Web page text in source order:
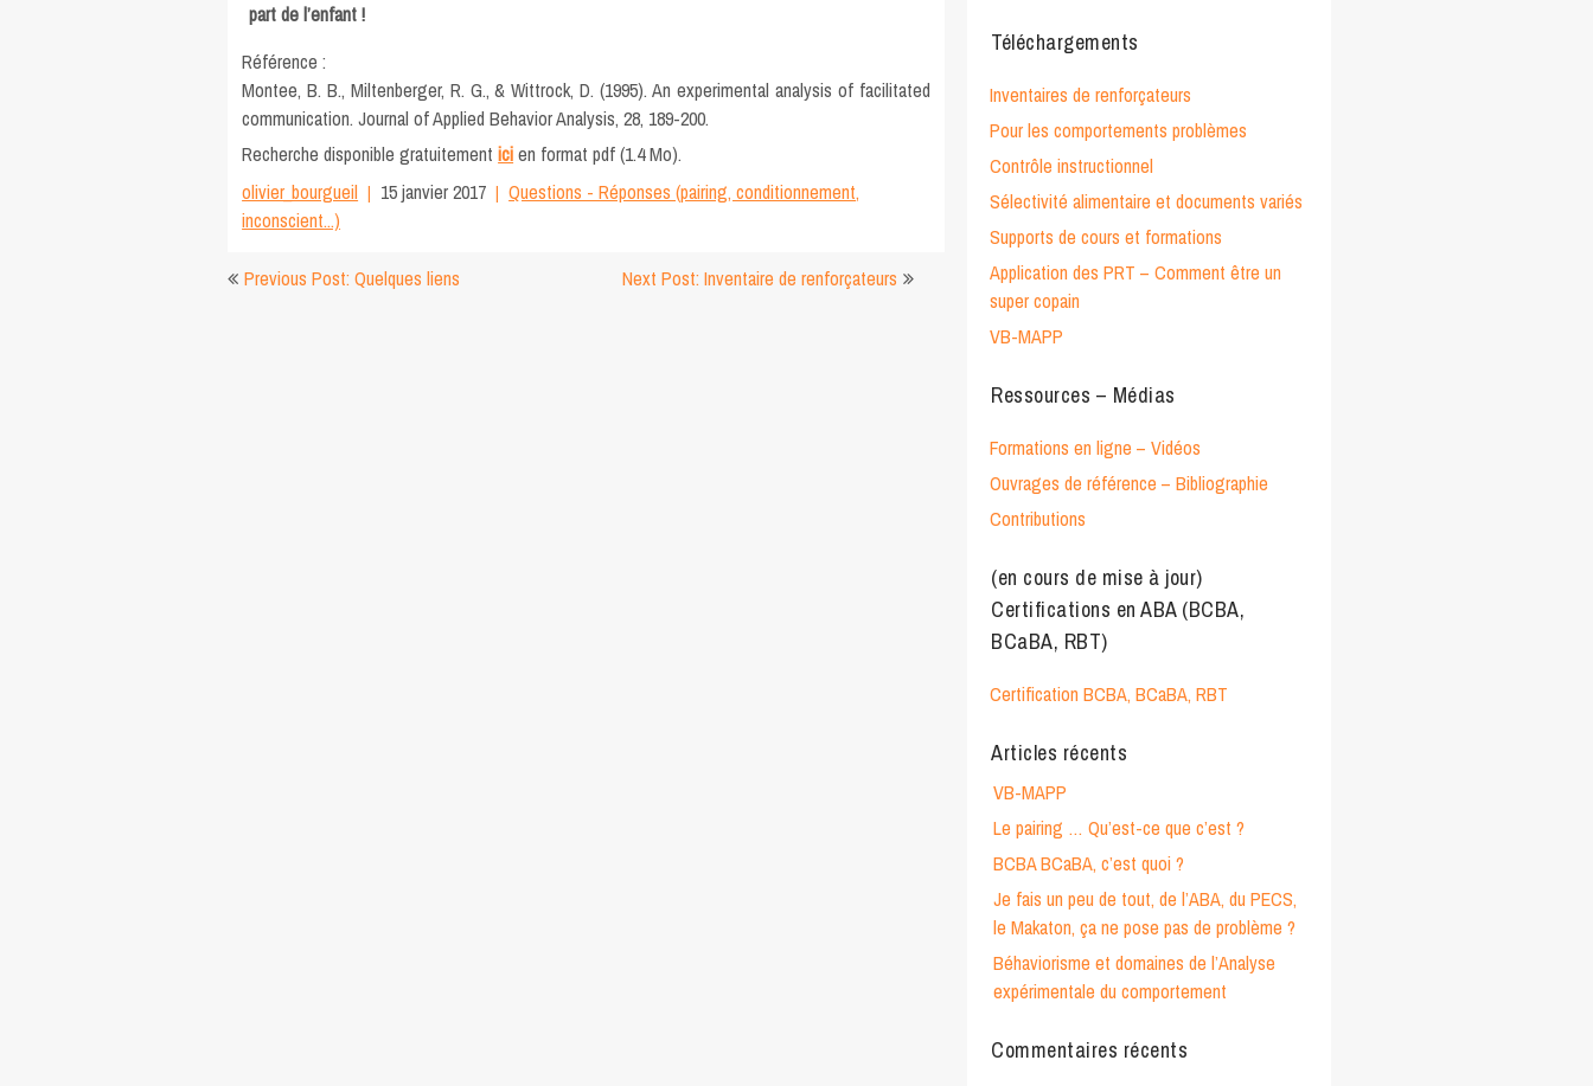
part de l’enfant !
Référence :
Montee, B. B., Miltenberger, R. G., & Wittrock, D. (1995). An experimental analysis of facilitated
communication. Journal of Applied Behavior Analysis, 28, 189-200.
Recherche disponible gratuitementicien format pdf (1.4 Mo).
olivier_bourgueil
15 janvier 2017
Questions - Réponses (pairing, conditionnement,
inconscient...)
Navigation
Previous Post: Quelques liens Next Post: Inventaire de renforçateurs
Téléchargements
Inventaires de renforçateurs
Pour les comportements problèmes
Contrôle instructionnel
Sélectivité alimentaire et documents variés
Supports de cours et formations
Application des PRT – Comment être un
super copain
VB-MAPP
Ressources – Médias
Formations en ligne – Vidéos
Ouvrages de référence – Bibliographie
Contributions
(en cours de mise à jour)
Certifications en ABA (BCBA,
BCaBA, RBT)
Certification BCBA, BCaBA, RBT
Articles récents
VB-MAPP
Le pairing … Qu’est-ce que c’est ?
BCBA BCaBA, c’est quoi ?
Je fais un peu de tout, de l’ABA, du PECS,
le Makaton, ça ne pose pas de problème ?
Béhaviorisme et domaines de l’Analyse
expérimentale du comportement
Commentaires récents